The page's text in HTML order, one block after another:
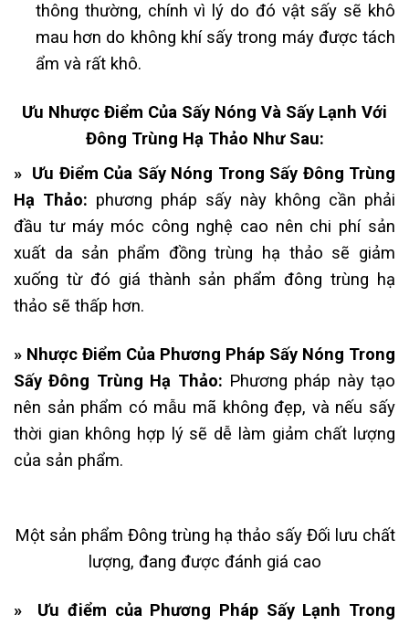
thông thường, chính vì lý do đó vật sấy sẽ khô
mau hơn do không khí sấy trong máy được tách
ẩm và rất khô.
Ưu Nhược Điểm Của Sấy Nóng Và Sấy Lạnh Với
Đông Trùng Hạ Thảo Như Sau:
» Ưu Điểm Của Sấy Nóng Trong Sấy Đông Trùng
Hạ Thảo: phương pháp sấy này không cần phải
đầu tư máy móc công nghệ cao nên chi phí sản
xuất da sản phẩm đồng trùng hạ thảo sẽ giảm
xuống từ đó giá thành sản phẩm đông trùng hạ
thảo sẽ thấp hơn.
» Nhược Điểm Của Phương Pháp Sấy Nóng Trong
Sấy Đông Trùng Hạ Thảo: Phương pháp này tạo
nên sản phẩm có mẫu mã không đẹp, và nếu sấy
thời gian không hợp lý sẽ dễ làm giảm chất lượng
của sản phẩm.
Một sản phẩm Đông trùng hạ thảo sấy Đối lưu chất
lượng, đang được đánh giá cao
» Ưu điểm của Phương Pháp Sấy Lạnh Trong